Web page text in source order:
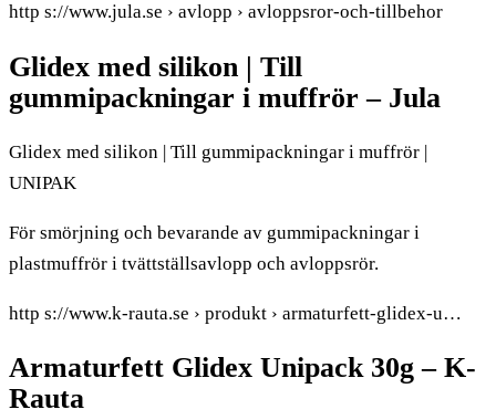
http s://www.jula.se › avlopp › avloppsror-och-tillbehor
Glidex med silikon | Till
gummipackningar i muffrör – Jula
Glidex med silikon | Till gummipackningar i muffrör |
UNIPAK
För smörjning och bevarande av gummipackningar i
plastmuffrör i tvättställsavlopp och avloppsrör.
http s://www.k-rauta.se › produkt › armaturfett-glidex-u…
Armaturfett Glidex Unipack 30g – K-
Rauta